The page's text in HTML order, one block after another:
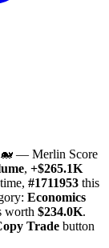
🐋 — Merlin Score
, +$265.1K
#1711953 this
Economics
worth $234.0K.
Trade button